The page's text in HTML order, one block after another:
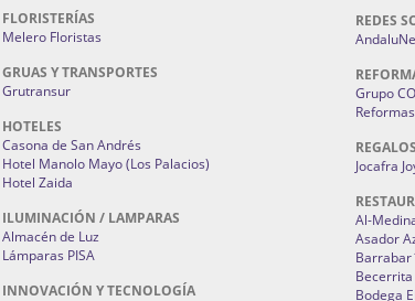
FLORISTERÍAS
Melero Floristas
GRUAS Y TRANSPORTES
Grutransur
HOTELES
Casona de San Andrés
Hotel Manolo Mayo (Los Palacios)
Hotel Zaida
ILUMINACIÓN / LAMPARAS
Almacén de Luz
Lámparas PISA
INNOVACIÓN Y TECNOLOGÍA
REDES
Grupo
Jocafra
Al-
Asador
Becerrita
Bodega